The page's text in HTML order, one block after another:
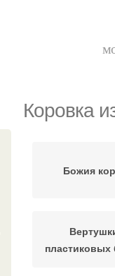
Коровка
Божия
пластиковых